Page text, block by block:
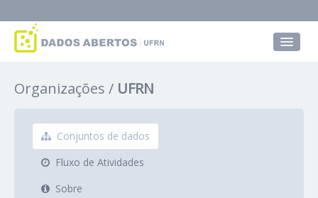
Grupos
Sobre
Organizações UFRN
Conjuntos de dados
Fluxo de Atividades
Sobre